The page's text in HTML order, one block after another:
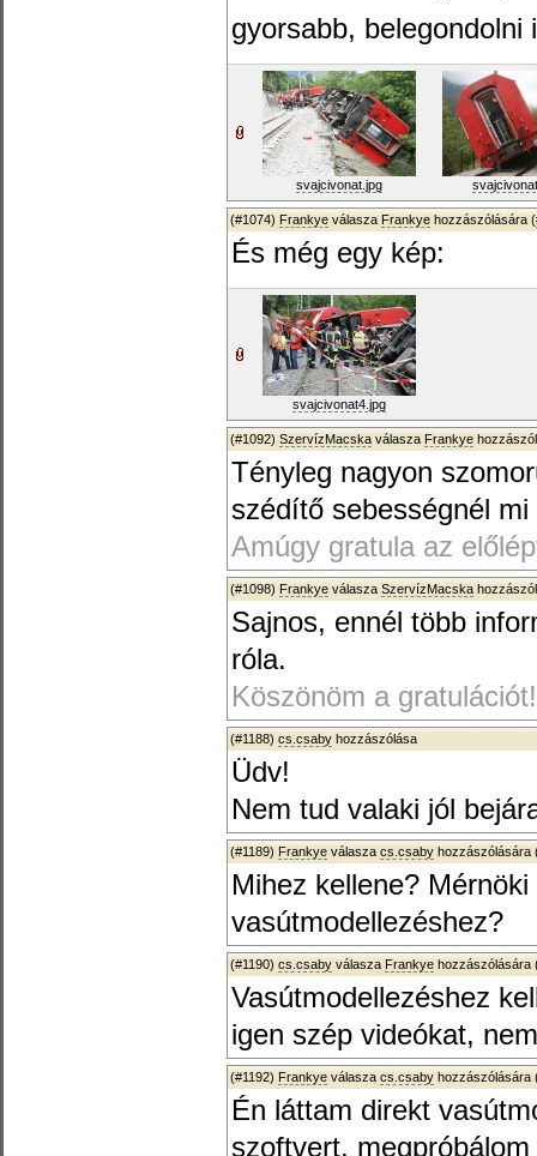
gyorsabb,
svajcivonat.jpg
(#1074) Frankye válasza Frankye hozzászólására (
És még egy kép:
svajcivonat4.jpg
(#1092) SzervízMacska válasza Frankye
Tényleg nagyon
szédítő sebességnél
Amúgy gratula az
(#1098) Frankye válasza SzervízMacska
Sajnos, ennél több
róla.
Köszönöm a gratulációt!
(#1188) cs.csaby hozzászólása
Üdv!
Nem tud valaki jól
(#1189) Frankye válasza cs.csaby hozzászólására
Mihez kellene?
vasútmodellezéshez?
(#1190) cs.csaby válasza Frankye hozzászólására
Vasútmodellezéshez
igen szép videókat,
(#1192) Frankye válasza cs.csaby hozzászólására
Én láttam direkt
szoftvert,